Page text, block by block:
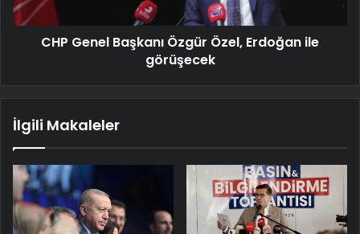
CHP Genel Başkanı Özgür Özel, Erdoğan ile
görüşecek
İlgili Makaleler